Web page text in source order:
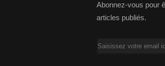
Abonnez-vous pour
articles publiés.
Email